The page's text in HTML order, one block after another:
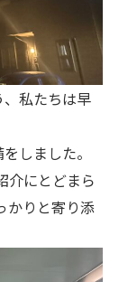
私たちは早
しました。
介にとどまら
かりと寄り添